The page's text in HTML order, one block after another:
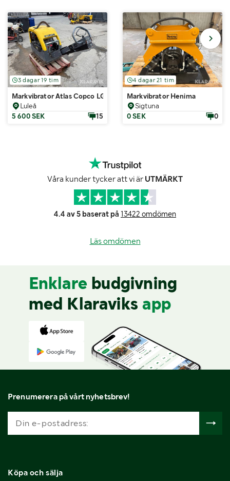
3 dagar 19 tim
Markvibrator Atlas Copco LG504
Luleå
5 600 SEK
15
4 dagar 21 tim
Markvibrator Henima
Sigtuna
0 SEK
0
Våra kunder tycker att vi är UTMÄRKT
4.4 av 5 baserat på 13422 omdömen
Läs omdömen
Enklare budgivning
med Klaraviks app
Prenumerera på vårt nyhetsbrev!
Köpa och sälja